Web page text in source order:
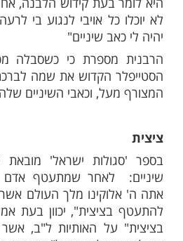
עוד תוכן חדש
שלנו בתהילים
ברכת קידוש הלבנה
רבי יעקב ישראל
בעת קידוש הלבנה, אחרי
כל אויבי לנגוע בי לרעה"
שיניים"
כי כשסבלה מכאב
הקדוש את שמה לברכת